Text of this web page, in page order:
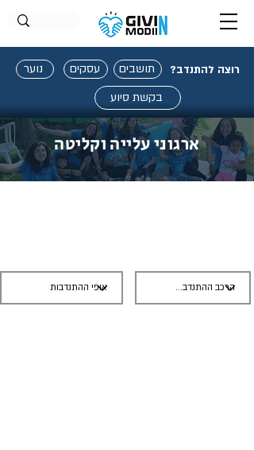
נוער עסקים תושבים רוצה להתנדב?
בקשת סיוע
ארגוני עלייה וקליטה